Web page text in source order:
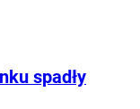
spadły